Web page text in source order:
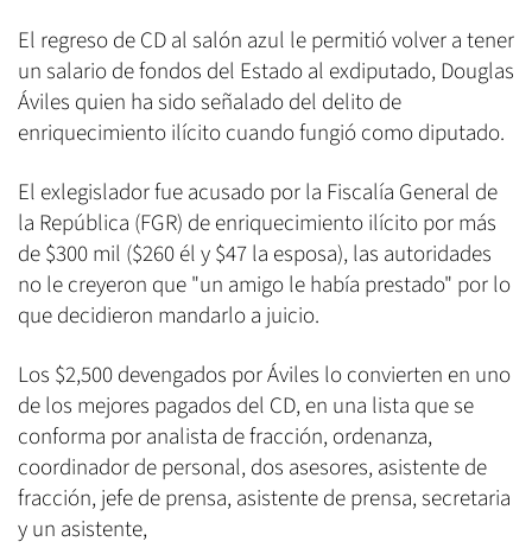
El regreso de CD al salón azul le permitió volver a tener
un salario de fondos del Estado al exdiputado, Douglas
Áviles quien ha sido señalado del delito de
enriquecimiento ilícito cuando fungió como diputado.
El exlegislador fue acusado por la Fiscalía General de
la República (FGR) de enriquecimiento ilícito por más
de $300 mil ($260 él y $47 la esposa), las autoridades
no le creyeron que "un amigo le había prestado" por lo
que decidieron mandarlo a juicio.
Los $2,500 devengados por Áviles lo convierten en uno
de los mejores pagados del CD, en una lista que se
conforma por analista de fracción, ordenanza,
coordinador de personal, dos asesores, asistente de
fracción, jefe de prensa, asistente de prensa, secretaria
y un asistente,